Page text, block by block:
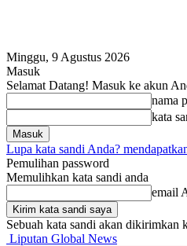
Minggu, 9 Agustus 2026
Masuk
Selamat Datang! Masuk ke akun
nama
kata
Lupa kata sandi Anda?
Pemulihan password
Memulihkan kata sandi anda
email
Sebuah kata sandi akan dikirimkan
Liputan Global News